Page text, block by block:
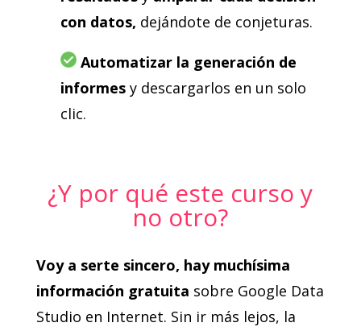
con datos, dejándote de conjeturas.
Automatizar la generación de
informesy descargarlos en un solo
clic.
¿Y por qué este curso y
no otro?
Voy a serte sincero, hay muchísima
información gratuita sobre Google Data
Studio en Internet. Sin ir más lejos, la